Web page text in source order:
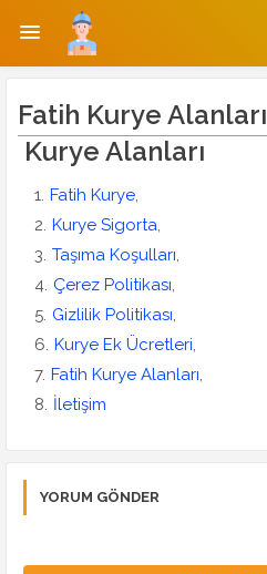
Fatih Kurye Alanları
Kurye Alanları
Fatih Kurye,
Kurye Sigorta,
Taşıma Koşulları,
Çerez Politikası,
Gizlilik Politikası,
Kurye Ek Ücretleri,
Fatih Kurye Alanları,
İletişim
YORUM GÖNDER